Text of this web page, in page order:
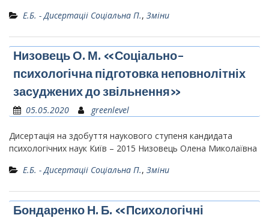
Е.Б. - Дисертаціі Соціальна П., Зміни
Низовець О. М. «Соціально-
психологічна підготовка неповнолітніх
засуджених до звільнення»
05.05.2020 greenlevel
Дисертація на здобуття наукового ступеня кандидата
психологічних наук Київ – 2015 Низовець Олена Миколаївна
Е.Б. - Дисертаціі Соціальна П., Зміни
Бондаренко Н. Б. «Психологічні